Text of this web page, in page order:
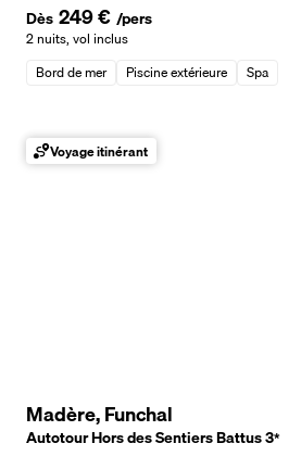
Dès 249 € /pers
2 nuits, vol inclus
Bord de mer
Piscine extérieure Spa
Voyage itinérant
Madère, Funchal
Autotour Hors des Sentiers Battus3*